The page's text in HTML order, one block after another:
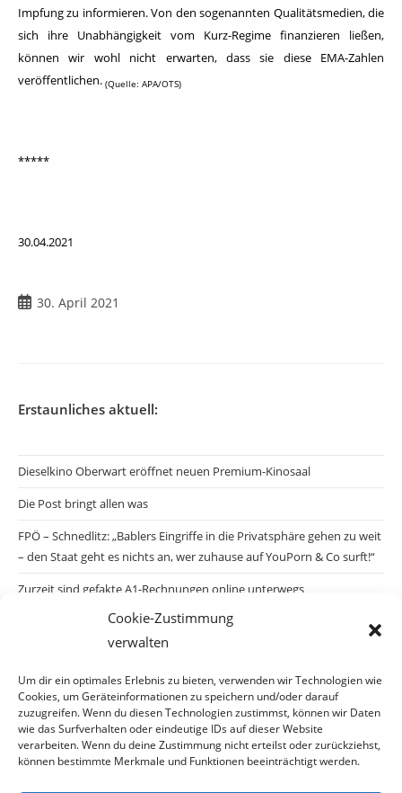
Cookie-Zustimmung
verwalten
Um dir ein optimales Erlebnis zu bieten, verwenden wir Technologien wie
Cookies, um Geräteinformationen zu speichern und/oder darauf
zuzugreifen. Wenn du diesen Technologien zustimmst, können wir Daten
wie das Surfverhalten oder eindeutige IDs auf dieser Website
verarbeiten. Wenn du deine Zustimmung nicht erteilst oder zurückziehst,
können bestimmte Merkmale und Funktionen beeinträchtigt werden.
Impfung zu informieren. Von den sogenannten Qualitätsmedien, die
sich ihre Unabhängigkeit vom Kurz-Regime finanzieren ließen,
können wir wohl nicht erwarten, dass sie diese EMA-Zahlen
veröffentlichen. (Quelle: APA/OTS)
*****
30.04.2021
30. April 2021
Erstaunliches aktuell:
Dieselkino Oberwart eröffnet neuen Premium-Kinosaal
Die Post bringt allen was
FPÖ – Schnedlitz: „Bablers Eingriffe in die Privatsphäre gehen zu weit
– den Staat geht es nichts an, wer zuhause auf YouPorn & Co surft!“
Zurzeit sind gefakte A1-Rechnungen online unterwegs
Salzburgs Juden und ihre Sicherheit: „Erst nach einem Anschlag wäre
die Gefahr endlich konkret!“
Biologisches Wunder in Ceuta
Ein vermeintliches Abschiebemärchen
Archiv